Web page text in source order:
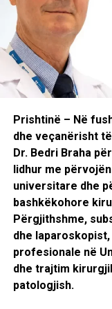
RELATED TOPICS:
UP NEXT
​Dita Botërore e
​Pesë shenja se
Prishtinë – Në
dhe veçanërisht
Dr. Bedri Braha
lidhur me
universitare dhe
bashkëkohore
Përgjithshme,
dhe
profesionale në
dhe trajtim
patologjish.